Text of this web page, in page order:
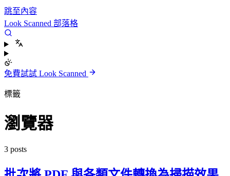
跳至內容
Look Scanned 部落格
免費試試 Look Scanned
標籤
瀏覽器
3 posts